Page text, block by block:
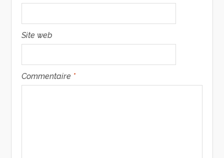
Site web
Commentaire *